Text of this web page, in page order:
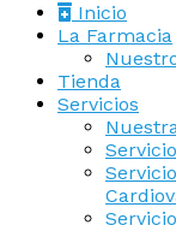
Inicio
La Farmacia
Tienda
Servicios